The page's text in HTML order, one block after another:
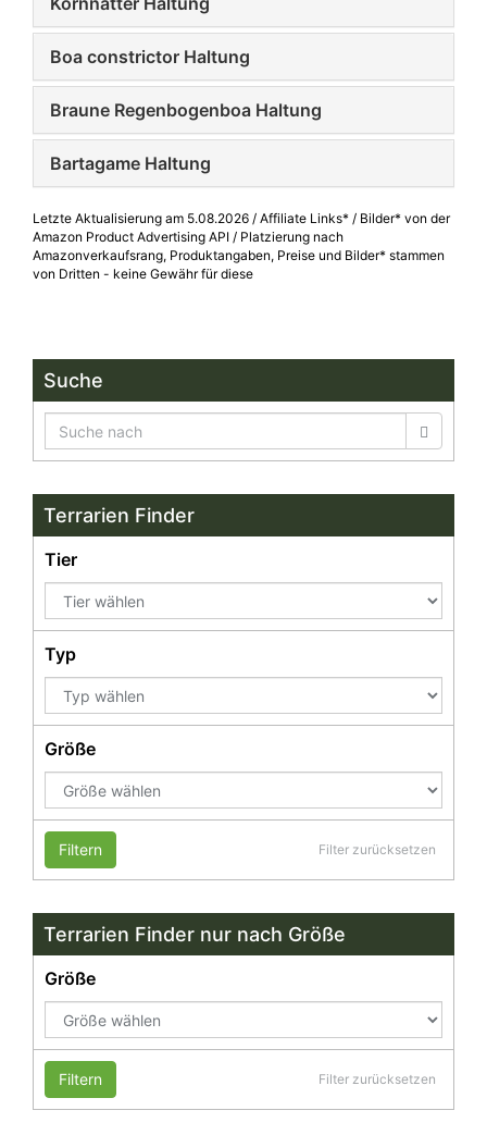
Boa constrictor Haltung
Braune Regenbogenboa Haltung
Bartagame Haltung
Letzte Aktualisierung am 5.08.2026 / Affiliate Links* / Bilder* von der
Amazon Product Advertising API / Platzierung nach
Amazonverkaufsrang, Produktangaben, Preise und Bilder* stammen
von Dritten - keine Gewähr für diese
Suche
Terrarien Finder
Tier
Typ
Größe
Filter zurücksetzen
Filtern
Terrarien Finder nur nach Größe
Größe
Filter zurücksetzen
Filtern